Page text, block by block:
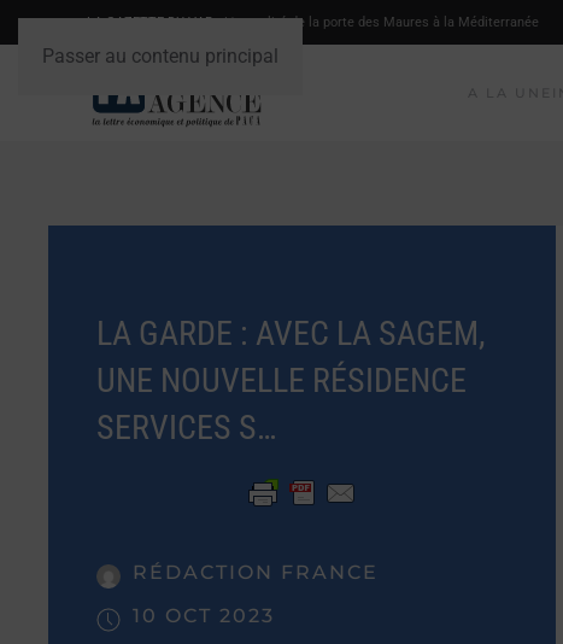
Passer au contenu principal
LA GAZETTE DU VAR- L'actualité de la porte des Maures à la Méditerranée
LA GARDE : AVEC LA SAGEM,
UNE NOUVELLE RÉSIDENCE
SERVICES S…
RÉDACTION FRANCE
10 OCT 2023